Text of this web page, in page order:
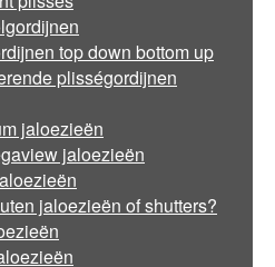
top down bottom up
plisségordijnen
jaloezieën
jaloezieën
jaloezieën of shutters?